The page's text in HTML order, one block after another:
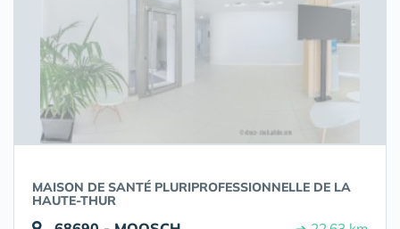
MAISON DE SANTÉ PLURIPROFESSIONNELLE DE LA
HAUTE-THUR